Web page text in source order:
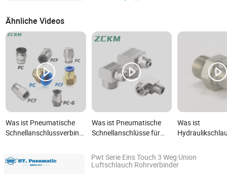
Ähnliche Videos
Was ist Pneumatische
Schnellanschlussverbinder
Schnelltrennluftanschlüsse
Was ist Pneumatische
Schnellanschlüsse für
Schnell-Drehverbindung
Was ist
Pwt Serie Eins Touch 3 Weg Union
Luftschlauch Rohrverbinder
Wuxi Huatong Pneumatic Manufacture Co., Ltd.